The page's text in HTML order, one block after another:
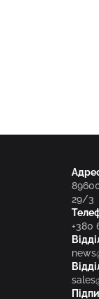
29/3
+380